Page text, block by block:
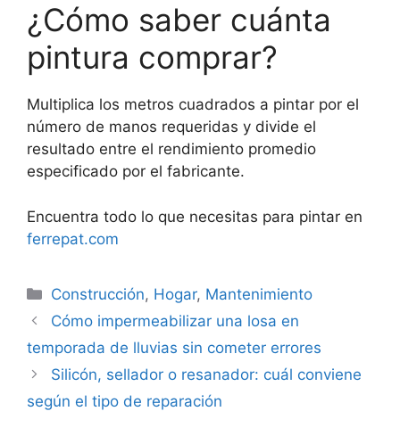
¿Cómo saber cuánta
pintura comprar?
Multiplica los metros cuadrados a pintar por el
número de manos requeridas y divide el
resultado entre el rendimiento promedio
especificado por el fabricante.
Encuentra todo lo que necesitas para pintar en
ferrepat.com
Categorías
Construcción, Hogar, Mantenimiento
Cómo impermeabilizar una losa en
temporada de lluvias sin cometer errores
Silicón, sellador o resanador: cuál conviene
según el tipo de reparación